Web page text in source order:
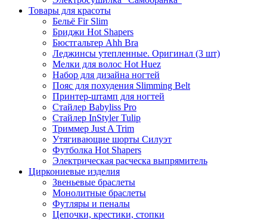
Товары для красоты
Бельё Fir Slim
Бриджи Hot Shapers
Бюстгальтер Ahh Bra
Леджинсы утепленные. Оригинал (3 шт)
Мелки для волос Hot Huez
Набор для дизайна ногтей
Пояс для похудения Slimming Belt
Принтер-штамп для ногтей
Стайлер Babyliss Pro
Стайлер InStyler Tulip
Триммер Just A Trim
Утягивающие шорты Силуэт
Футболка Hot Shapers
Электрическая расческа выпрямитель
Циркониевые изделия
Звеньевые браслеты
Монолитные браслеты
Футляры и пеналы
Цепочки, крестики, стопки